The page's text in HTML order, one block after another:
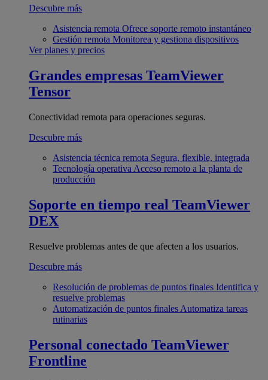
Descubre más
Asistencia remota Ofrece soporte remoto instantáneo
Gestión remota Monitorea y gestiona dispositivos
Ver planes y precios
Grandes empresas TeamViewer
Tensor
Conectividad remota para operaciones seguras.
Descubre más
Asistencia técnica remota Segura, flexible, integrada
Tecnología operativa Acceso remoto a la planta de
producción
Soporte en tiempo real TeamViewer
DEX
Resuelve problemas antes de que afecten a los usuarios.
Descubre más
Resolución de problemas de puntos finales Identifica y
resuelve problemas
Automatización de puntos finales Automatiza tareas
rutinarias
Personal conectado TeamViewer
Frontline